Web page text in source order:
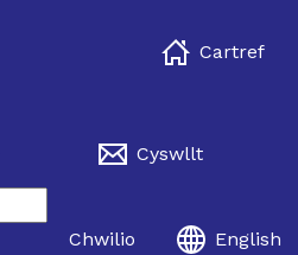
Cartref
Cyswllt
Chwilio English